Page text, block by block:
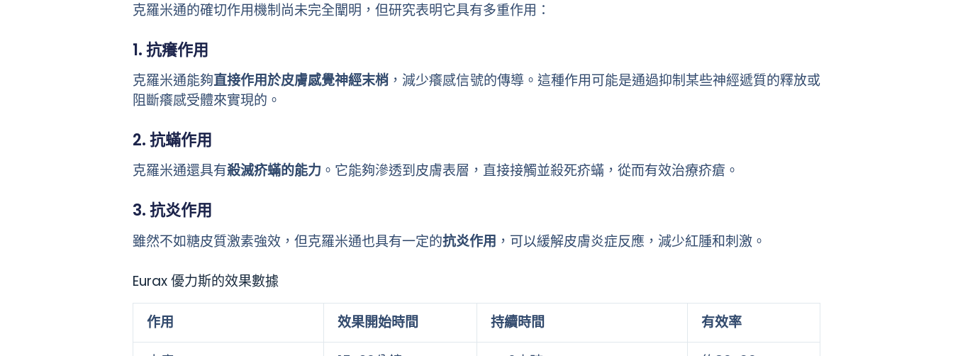
克羅米通的確切作用機制尚未完全闡明，但研究表明它具有多重作用：
1. 抗癢作用
克羅米通能夠直接作用於皮膚感覺神經末梢 ，減少癢感信號的傳導。這種作用可能是通過抑制某些神經遞質的釋放或
阻斷癢感受體來實現的。
2. 抗蟎作用
克羅米通還具有殺滅疥蟎的能力 。它能夠滲透到皮膚表層，直接接觸並殺死疥蟎，從而有效治療疥瘡。
3. 抗炎作用
雖然不如糖皮質激素強效，但克羅米通也具有一定的抗炎作用 ，可以緩解皮膚炎症反應，減少紅腫和刺激。
Eurax 優力斯的效果數據
作用 效果開始時間 持續時間 有效率